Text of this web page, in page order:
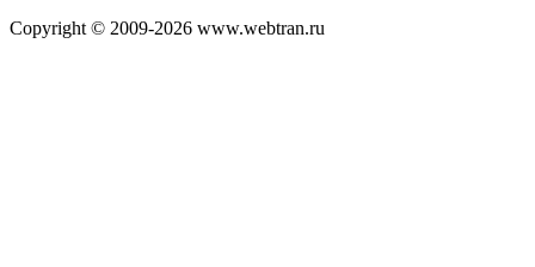
Copyright © 2009-2026 www.webtran.ru